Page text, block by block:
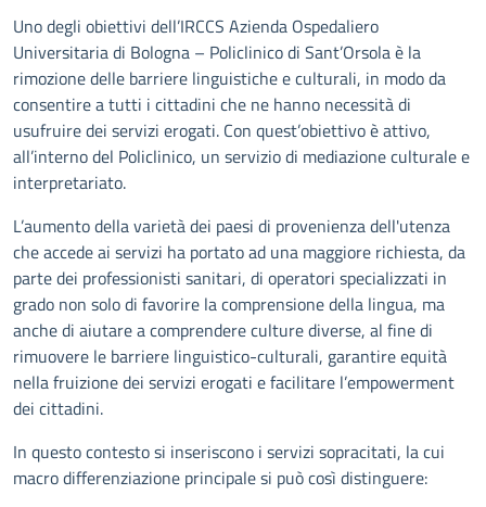
Uno degli obiettivi dell’IRCCS Azienda Ospedaliero
Universitaria di Bologna – Policlinico di Sant’Orsola è la
rimozione delle barriere linguistiche e culturali, in modo da
consentire a tutti i cittadini che ne hanno necessità di
usufruire dei servizi erogati. Con quest’obiettivo è attivo,
all’interno del Policlinico, un servizio di mediazione culturale e
interpretariato.
L’aumento della varietà dei paesi di provenienza dell'utenza
che accede ai servizi ha portato ad una maggiore richiesta, da
parte dei professionisti sanitari, di operatori specializzati in
grado non solo di favorire la comprensione della lingua, ma
anche di aiutare a comprendere culture diverse, al fine di
rimuovere le barriere linguistico-culturali, garantire equità
nella fruizione dei servizi erogati e facilitare l’empowerment
dei cittadini.
In questo contesto si inseriscono i servizi sopracitati, la cui
macro differenziazione principale si può così distinguere: